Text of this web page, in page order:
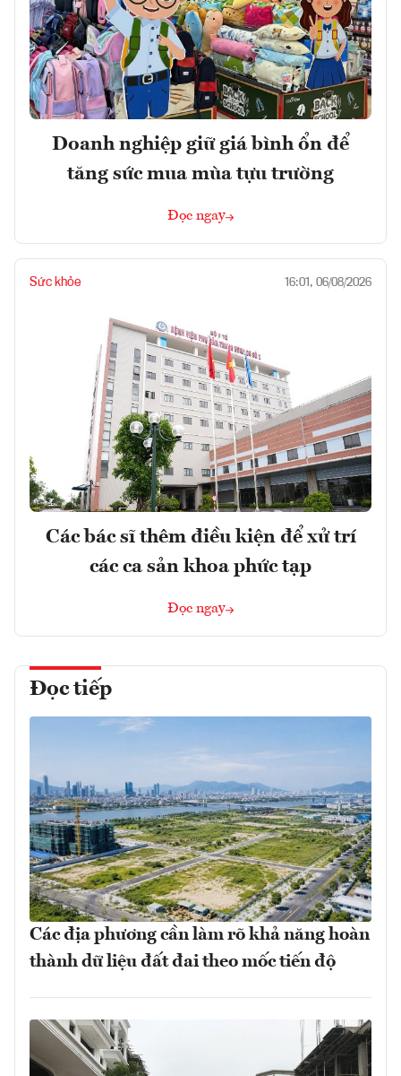
Doanh nghiệp giữ giá bình ổn để
tăng sức mua mùa tựu trường
Đọc ngay
Sức khỏe 16:01, 06/08/2026
Các bác sĩ thêm điều kiện để xử trí
các ca sản khoa phức tạp
Đọc ngay
Đọc tiếp
Các địa phương cần làm rõ khả năng hoàn
thành dữ liệu đất đai theo mốc tiến độ